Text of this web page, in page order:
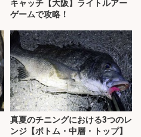
キャッチ【大阪】ライトルアー
ゲームで攻略！
真夏のチニングにおける3つのレ
ンジ【ボトム・中層・トップ】